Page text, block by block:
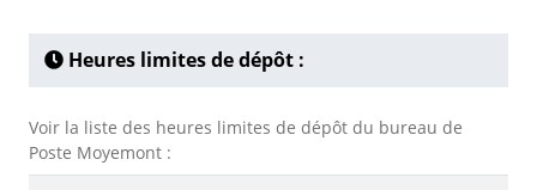
Heures limites de dépôt :
Voir la liste des heures limites de dépôt du bureau de
Poste Moyemont :